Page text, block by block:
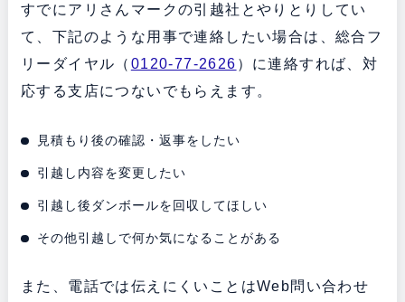
すでにアリさんマークの引越社とやりとりしてい
て、下記のような用事で連絡したい場合は、総合フ
リーダイヤル（ 0120-77-2626 ）に連絡すれば、対
応する支店につないでもらえます。
見積もり後の確認・返事をしたい
引越し内容を変更したい
引越し後ダンボールを回収してほしい
その他引越しで何か気になることがある
また、電話では伝えにくいことはWeb問い合わせ